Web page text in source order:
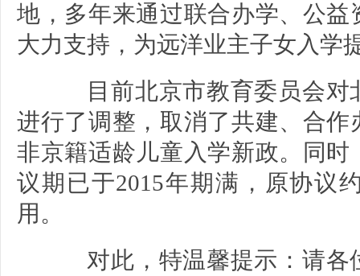
地，多年来通过联合办学、公
大力支持，为远洋业主子女入学
目前北京市教育委员会对
进行了调整，取消了共建、合
非京籍适龄儿童入学新政。同
议期已于2015年期满，原协议
用。
对此，特温馨提示：请各